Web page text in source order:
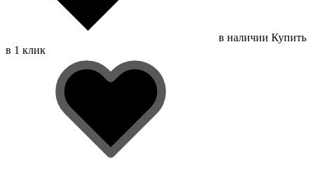
в наличии Купить
в 1 клик